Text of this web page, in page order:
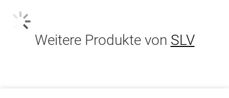
Weitere Produkte von SLV